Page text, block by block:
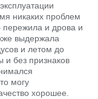
никаких проблем
пережила и дрова и
выдержала
и летом до
без признаков
могу
хорошее.